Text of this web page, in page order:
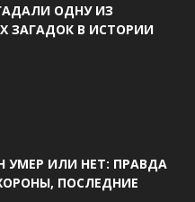
ОДНУ ИЗ
ЗАГАДОК В ИСТОРИИ
УМЕР ИЛИ НЕТ: ПРАВДА
ПОСЛЕДНИЕ